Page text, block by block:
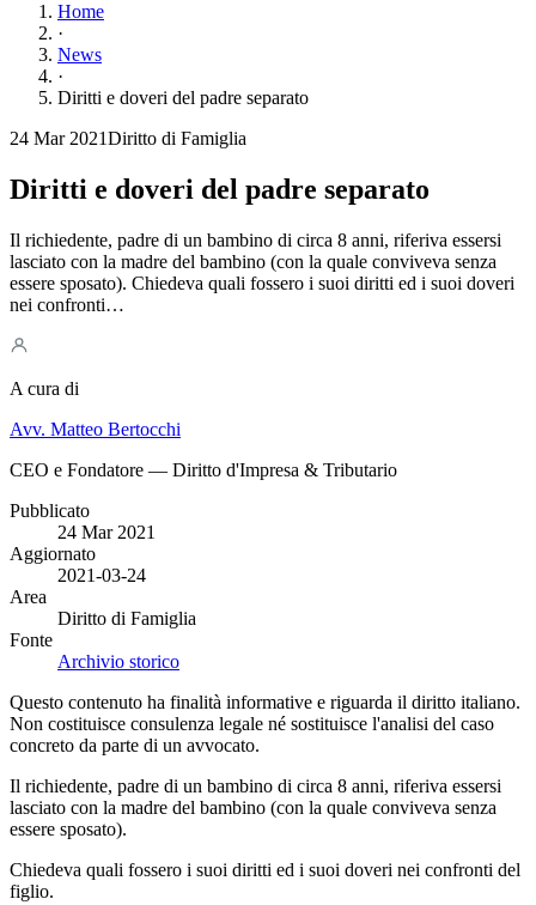
Home
·
News
·
Diritti e doveri del padre separato
24 Mar 2021Diritto di Famiglia
Diritti e doveri del padre separato
Il richiedente, padre di un bambino di circa 8 anni, riferiva essersi
lasciato con la madre del bambino (con la quale conviveva senza
essere sposato). Chiedeva quali fossero i suoi diritti ed i suoi doveri
nei confronti…
A cura di
Avv. Matteo Bertocchi
CEO e Fondatore — Diritto d'Impresa & Tributario
Pubblicato
24 Mar 2021
Aggiornato
2021-03-24
Area
Diritto di Famiglia
Fonte
Archivio storico
Questo contenuto ha finalità informative e riguarda il diritto italiano.
Non costituisce consulenza legale né sostituisce l'analisi del caso
concreto da parte di un avvocato.
Il richiedente, padre di un bambino di circa 8 anni, riferiva essersi
lasciato con la madre del bambino (con la quale conviveva senza
essere sposato).
Chiedeva quali fossero i suoi diritti ed i suoi doveri nei confronti del
figlio.